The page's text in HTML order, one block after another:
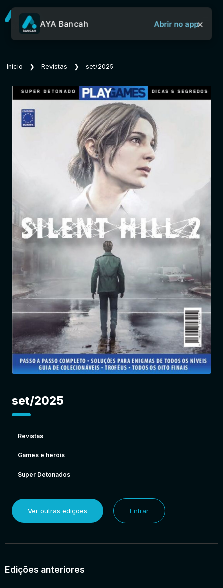
Sobre o Aya Bancah
Início
Revistas
Jornais
AYA Bancah Abrir no app×
Início ❯ Revistas ❯ set/2025
set/2025
Revistas
Games e heróis
Super Detonados
Ver outras edições Entrar
Edições anteriores